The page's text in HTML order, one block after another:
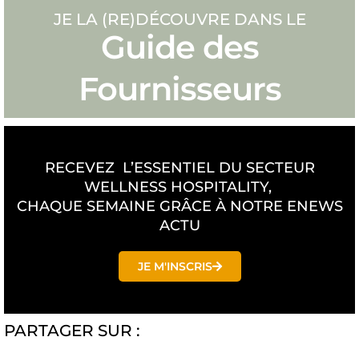
JE LA (RE)DÉCOUVRE DANS LE
Guide des
Fournisseurs
RECEVEZ L’ESSENTIEL DU SECTEUR
WELLNESS HOSPITALITY,
CHAQUE SEMAINE GRÂCE À NOTRE ENEWS
ACTU
JE M'INSCRIS
PARTAGER SUR :